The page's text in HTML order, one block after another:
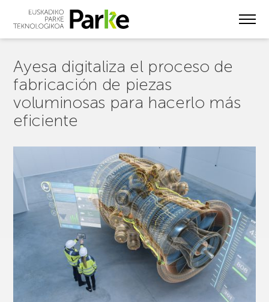
Ayesa digitaliza el proceso de
fabricación de piezas
voluminosas para hacerlo más
eficiente